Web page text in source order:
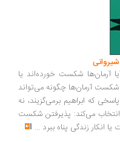
شکست خورده‌اند یا
چگونه می‌تواند
برمی‌گزیند، نه
می‌کند: پذیرفتن شکست
زندگی پناه ببرد...